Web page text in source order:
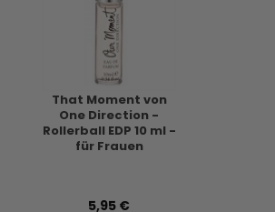
That Moment von
One Direction -
Rollerball EDP 10 ml -
für Frauen
5,95 €